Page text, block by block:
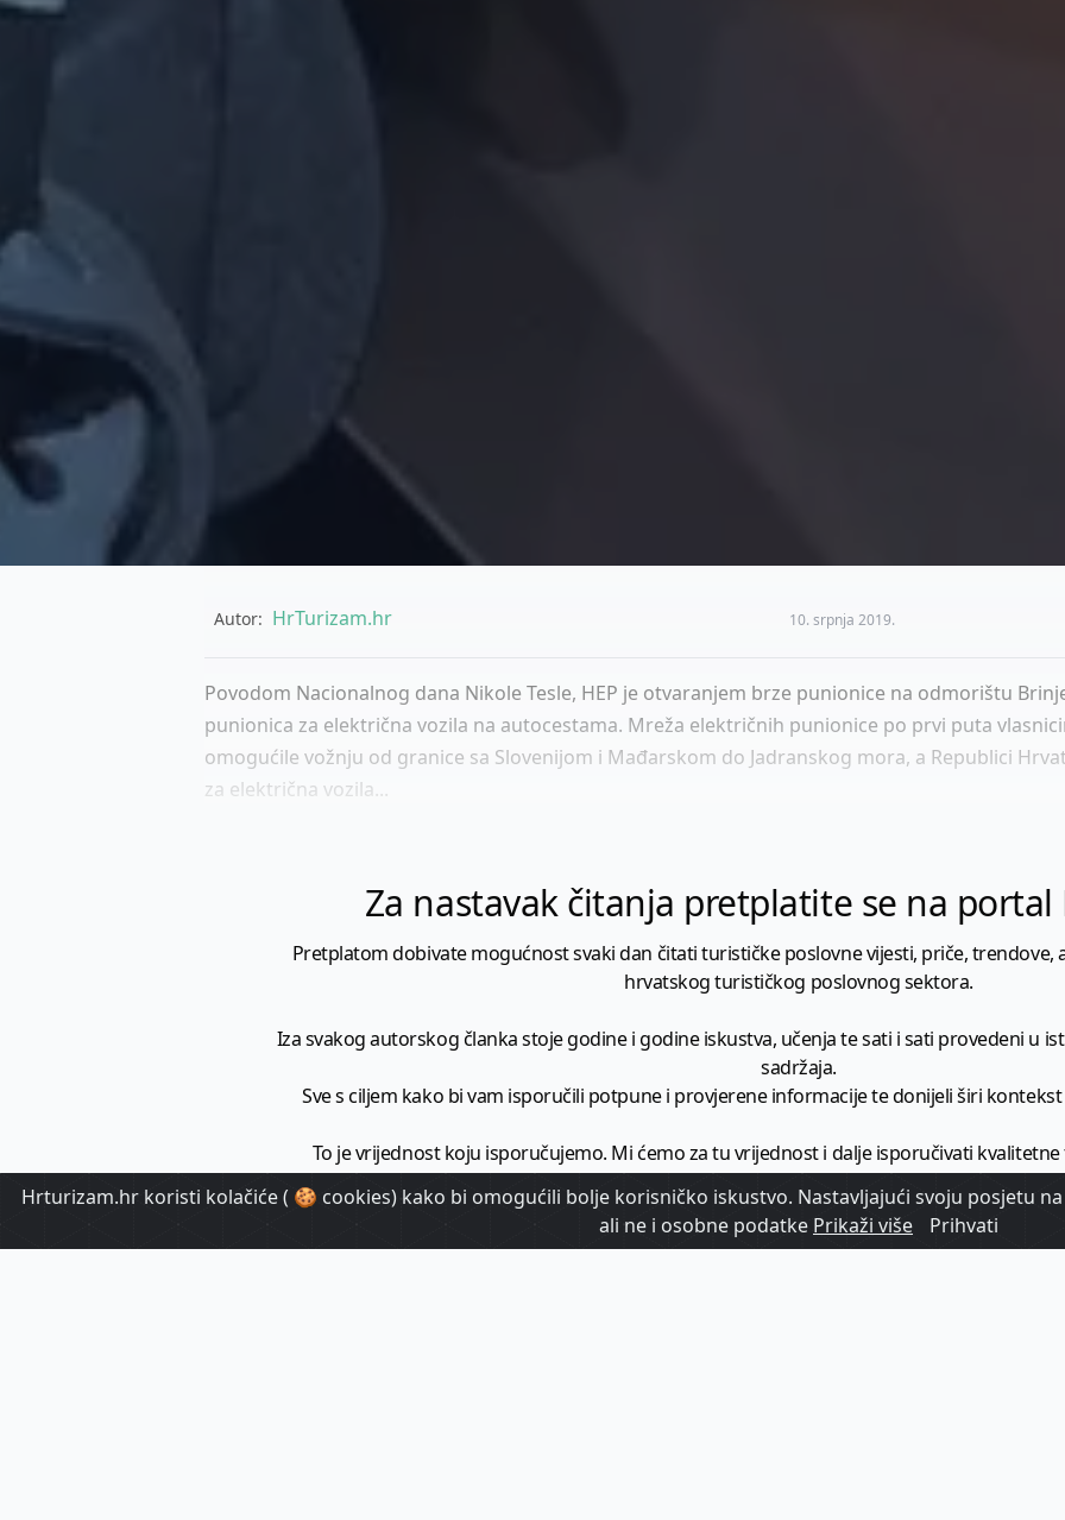
Autor: HrTurizam.hr 10. srpnja 2019.
Povodom Nacionalnog dana Nikole Tesle, HEP je otvaranjem brze punionice na odmorištu
punionica za električna vozila na autocestama. Mreža električnih punionice po prvi puta
omogućile vožnju od granice sa Slovenijom i Mađarskom do Jadranskog mora, a Republici
za električna vozila...
Za nastavak čitanja pretplatite se na
Pretplatom dobivate mogućnost svaki dan čitati turističke poslovne vijesti, priče, trendove,
hrvatskog turističkog poslovnog sektora.
Iza svakog autorskog članka stoje godine i godine iskustva, učenja te sati i sati provedeni u
sadržaja.
Sve s ciljem kako bi vam isporučili potpune i provjerene informacije te donijeli širi
To je vrijednost koju isporučujemo. Mi ćemo za tu vrijednost i dalje isporučivati
minimalno1728 članaka godišnje.
HrTurizam - vaš izvor informacija iz poslovnog svijeta hrvatskog
Hrturizam.hr koristi kolačiće ( 🍪 cookies) kako bi omogućili bolje korisničko iskustvo. Nastavljajući svoju posjetu
ali ne i osobne podatke Prikaži više Prihvati